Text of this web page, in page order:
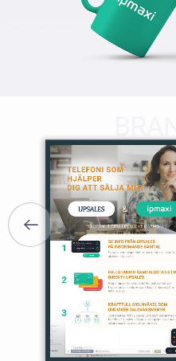
ПОСЛУГИ
ПОРТФОЛІО
БРИФИ
КАР’ЄРА
КОНТАКТИ